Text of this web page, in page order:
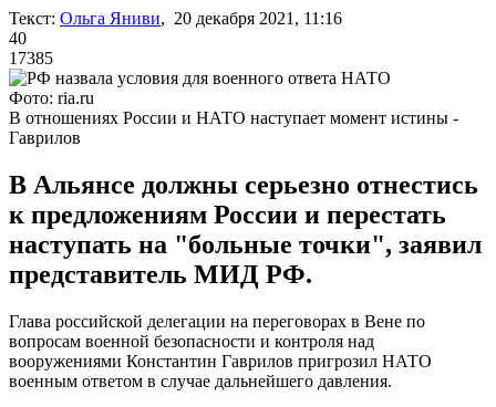
Текст: Ольга Яниви, 20 декабря 2021, 11:16
40
17385
Фото: ria.ru
В отношениях России и НАТО наступает момент истины -
Гаврилов
В Альянсе должны серьезно отнестись
к предложениям России и перестать
наступать на "больные точки", заявил
представитель МИД РФ.
Глава российской делегации на переговорах в Вене по
вопросам военной безопасности и контроля над
вооружениями Константин Гаврилов пригрозил НАТО
военным ответом в случае дальнейшего давления.